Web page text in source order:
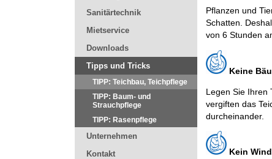
Sanitärtechnik
Mietservice
Downloads
Tipps und Tricks
TIPP: Teichbau, Teichpflege
TIPP: Baum- und
Strauchpflege
TIPP: Rasenpflege
Unternehmen
Kontakt
Pflanzen und
Schatten.
von 6 Stunden
Keine
Legen Sie Ihren
vergiften das
durcheinander.
Kein